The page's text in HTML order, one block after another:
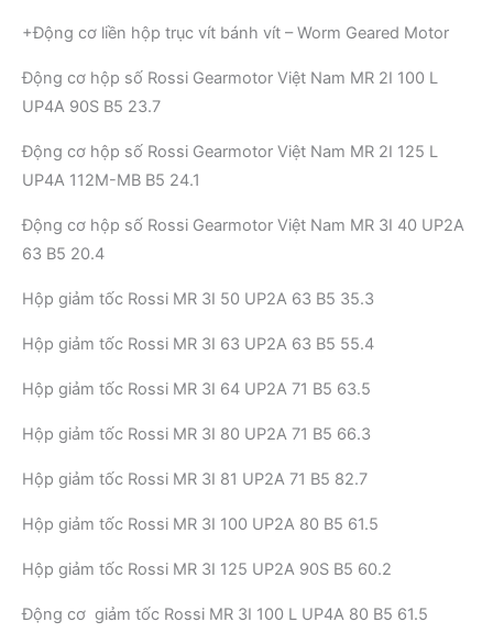
+Động cơ liền hộp trục vít bánh vít – Worm Geared Motor
Động cơ hộp số Rossi Gearmotor Việt Nam MR 2I 100 L
UP4A 90S B5 23.7
Động cơ hộp số Rossi Gearmotor Việt Nam MR 2I 125 L
UP4A 112M-MB B5 24.1
Động cơ hộp số Rossi Gearmotor Việt Nam MR 3I 40 UP2A
63 B5 20.4
Hộp giảm tốc Rossi MR 3I 50 UP2A 63 B5 35.3
Hộp giảm tốc Rossi MR 3I 63 UP2A 63 B5 55.4
Hộp giảm tốc Rossi MR 3I 64 UP2A 71 B5 63.5
Hộp giảm tốc Rossi MR 3I 80 UP2A 71 B5 66.3
Hộp giảm tốc Rossi MR 3I 81 UP2A 71 B5 82.7
Hộp giảm tốc Rossi MR 3I 100 UP2A 80 B5 61.5
Hộp giảm tốc Rossi MR 3I 125 UP2A 90S B5 60.2
Động cơ giảm tốc Rossi MR 3I 100 L UP4A 80 B5 61.5